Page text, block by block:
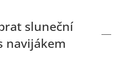
sluneční
navijákem